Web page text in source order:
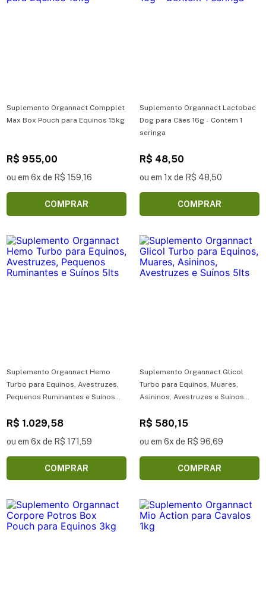
Suplemento Organnact Compplet
Max Box Pouch para Equinos 15kg
R$ 955,00
ou em 6x de R$ 159,16
COMPRAR
Suplemento Organnact Lactobac
Dog para Cães 16g - Contém 1
seringa
R$ 48,50
ou em 1x de R$ 48,50
COMPRAR
Suplemento Organnact Hemo
Turbo para Equinos, Avestruzes,
Pequenos Ruminantes e Suínos
R$ 1.029,58
ou em 6x de R$ 171,59
COMPRAR
Suplemento Organnact Glicol
Turbo para Equinos, Muares,
Asininos, Avestruzes e Suínos
R$ 580,15
ou em 6x de R$ 96,69
COMPRAR